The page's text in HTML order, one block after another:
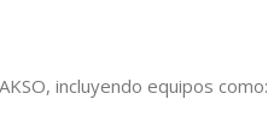
incluyendo equipos como: